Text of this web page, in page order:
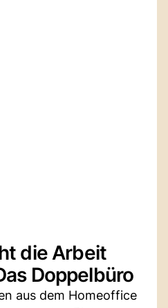
die Arbeit
Doppelbüro
aus dem Homeoffice